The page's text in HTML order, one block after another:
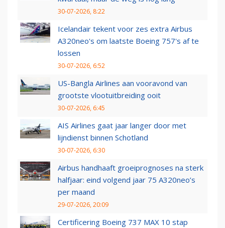
30-07-2026, 8:22
Icelandair tekent voor zes extra Airbus
A320neo's om laatste Boeing 757's af te
lossen
30-07-2026, 6:52
US-Bangla Airlines aan vooravond van
grootste vlootuitbreiding ooit
30-07-2026, 6:45
AIS Airlines gaat jaar langer door met
lijndienst binnen Schotland
30-07-2026, 6:30
Airbus handhaaft groeiprognoses na sterk
halfjaar: eind volgend jaar 75 A320neo’s
per maand
29-07-2026, 20:09
Certificering Boeing 737 MAX 10 stap